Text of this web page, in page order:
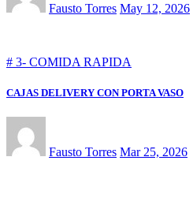
Fausto Torres May 12, 2026
# 3- COMIDA RAPIDA
CAJAS DELIVERY CON PORTA VASO
Fausto Torres Mar 25, 2026